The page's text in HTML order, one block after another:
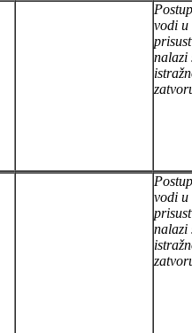
vodi u
nalazi
vodi u
nalazi